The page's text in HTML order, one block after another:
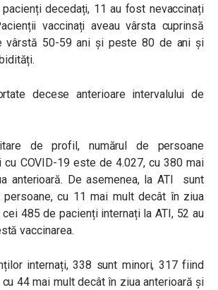
decedați, 11 au fost nevaccinați
vaccinați aveau vârsta cuprinsă
vârstă 50-59 ani și peste 80 de ani și
decese anterioare intervalului de
de profil, numărul de persoane
cu COVID-19 este de 4.027, cu 380 mai
anterioară. De asemenea, la ATI sunt
persoane, cu 11 mai mult decât în ziua
cei 485 de pacienți internați la ATI, 52 au
vaccinarea.
internați, 338 sunt minori, 317 fiind
44 mai mult decât în ziua anterioară și